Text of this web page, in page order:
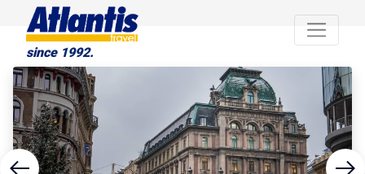
since 1992.